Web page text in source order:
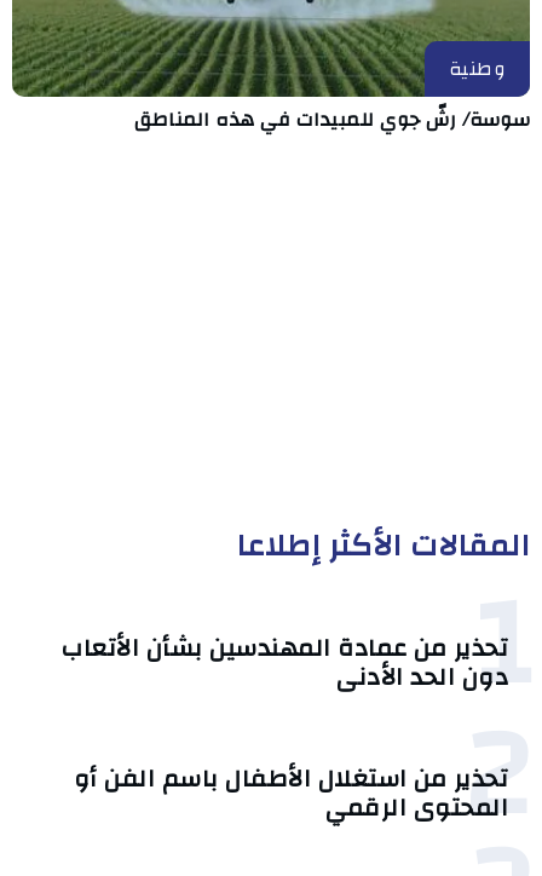
وطنية
سوسة/ رشّ جوي للمبيدات في هذه المناطق
المقالات الأكثر إطلاعا
1
تحذير من عمادة المهندسين بشأن الأتعاب
دون الحد الأدنى
2
تحذير من استغلال الأطفال باسم الفن أو
المحتوى الرقمي